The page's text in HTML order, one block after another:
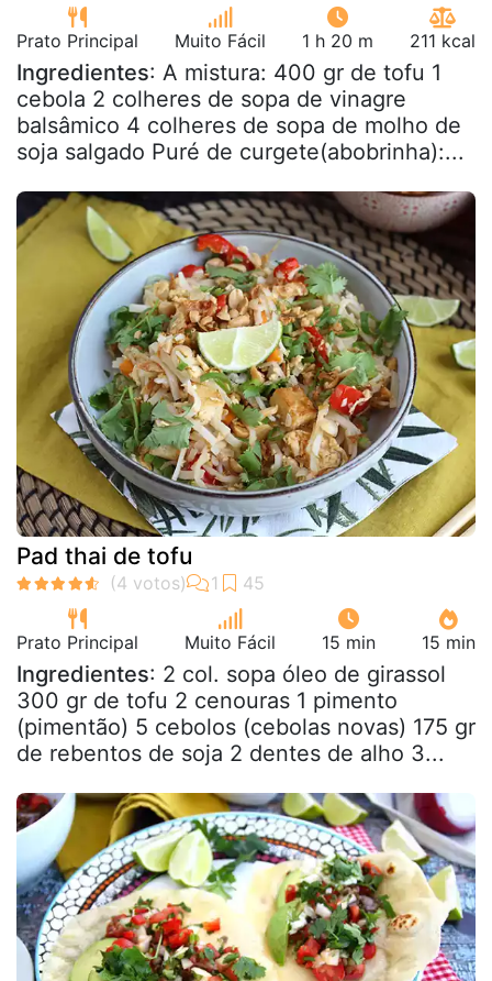
Prato Principal Muito Fácil 1 h 20 m 211 kcal
Ingredientes: A mistura: 400 gr de tofu 1
cebola 2 colheres de sopa de vinagre
balsâmico 4 colheres de sopa de molho de
soja salgado Puré de curgete(abobrinha):...
Pad thai de tofu
Prato Principal Muito Fácil 15 min 15 min
Ingredientes: 2 col. sopa óleo de girassol
300 gr de tofu 2 cenouras 1 pimento
(pimentão) 5 cebolos (cebolas novas) 175 gr
de rebentos de soja 2 dentes de alho 3...